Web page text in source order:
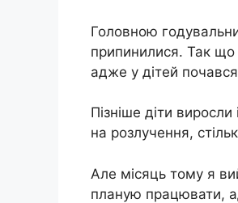
Головною
припинилися. Так що
адже у дітей
Пізніше діти
на розлучення,
Але місяць тому я
планую працювати,